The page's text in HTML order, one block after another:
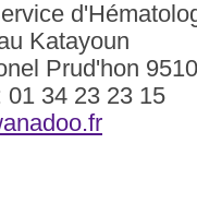
Katayoun
Prud'hon
01 34 23 23 15